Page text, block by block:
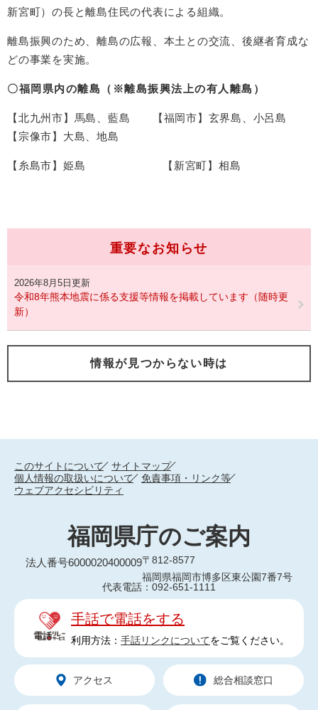
新宮町）の長と離島住民の代表による組織。
離島振興のため、離島の広報、本土との交流、後継者育成な
どの事業を実施。
〇福岡県内の離島（ ※離島振興法上の有人離島）
【北九州市】馬島、藍島 【福岡市】玄界島、小呂島
【宗像市】大島、地島
【糸島市】姫島 【新宮町】相島
重要なお知らせ
2026年8月5日更新
令和8年熊本地震に係る支援等情報を掲載しています（随時更
新）
情報が見つからない時は
このサイトについて
サイトマップ
個人情報の取扱いについて
免責事項・リンク等
ウェブアクセシビリティ
福岡県庁のご案内
法人番号6000020400009〒812-8577
福岡県福岡市博多区東公園7番7号
代表電話：092-651-1111
手話で電話をする
利用方法： 手話リンクについてをご覧ください。
アクセス 総合相談窓口